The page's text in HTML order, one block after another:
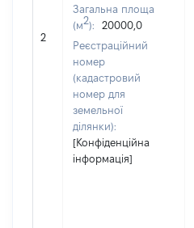
2
Загальна площа
(м2):
20000,0
Реєстраційний
номер
(кадастровий
номер для
земельної
ділянки):
[Конфіденційна
інформація]